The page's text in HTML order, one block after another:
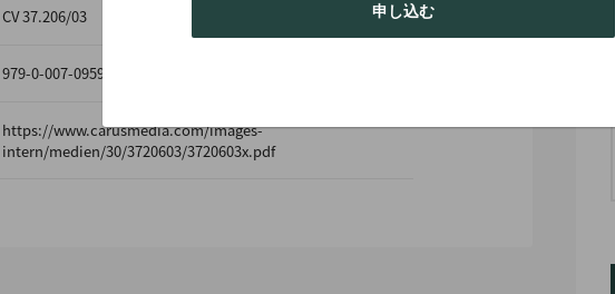
申し込む
CV 37.206/03
979-0-007-09596-3
https://www.carusmedia.com/images-
intern/medien/30/3720603/3720603x.pdf